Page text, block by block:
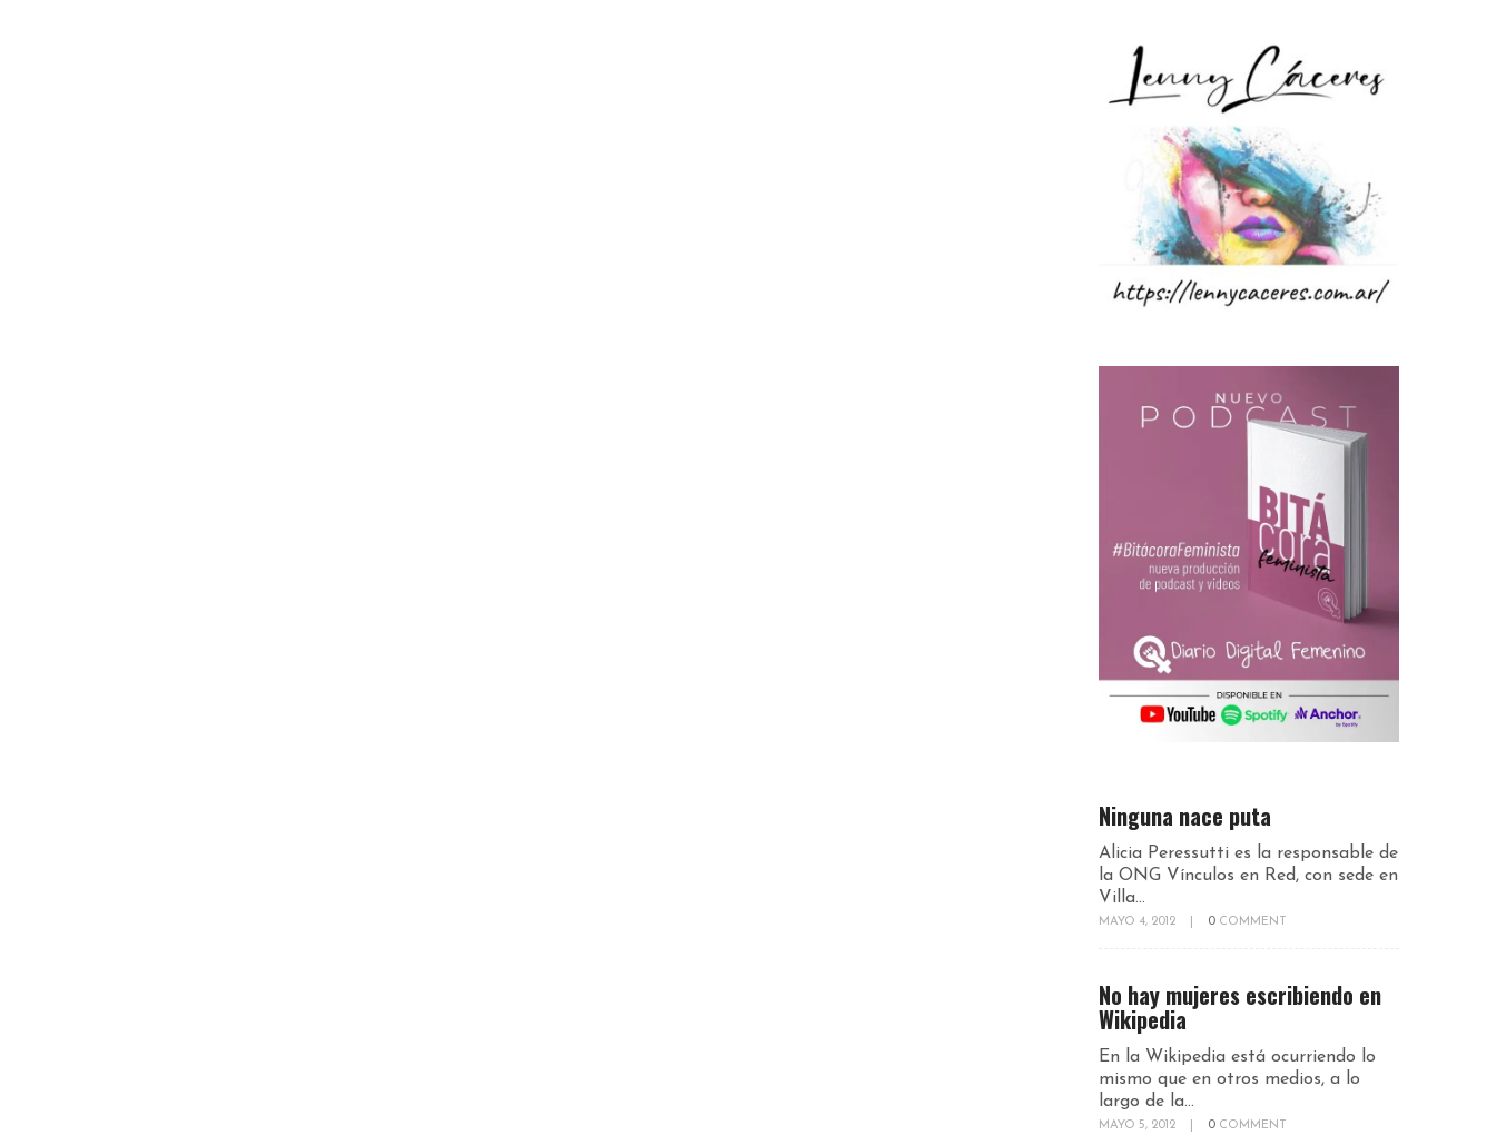
Ninguna nace puta
Alicia Peressutti es la responsable de
la ONG Vínculos en Red, con sede en
Villa...
MAYO 4, 2012 0 COMMENT
No hay mujeres escribiendo en
Wikipedia
En la Wikipedia está ocurriendo lo
mismo que en otros medios, a lo
largo de la...
MAYO 5, 2012 0 COMMENT